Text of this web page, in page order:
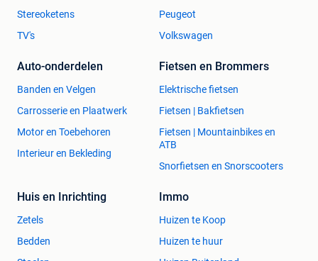
Stereoketens
TV's
Peugeot
Volkswagen
Auto-onderdelen
Banden en Velgen
Carrosserie en Plaatwerk
Motor en Toebehoren
Interieur en Bekleding
Fietsen en Brommers
Elektrische fietsen
Fietsen | Bakfietsen
Fietsen | Mountainbikes en
ATB
Snorfietsen en Snorscooters
Huis en Inrichting
Zetels
Bedden
Immo
Huizen te Koop
Huizen te huur